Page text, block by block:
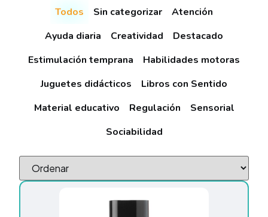
Sin categorizar
Atención
Ayuda diaria
Creatividad
Destacado
Estimulación temprana
Habilidades motoras
Juguetes didácticos
Libros con Sentido
Material educativo
Regulación
Sensorial
Sociabilidad
Todos